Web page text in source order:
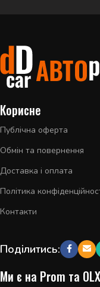
Корисне
Публічна оферта
Обмін та повернення
Доставка і оплата
Політика
Контакти
Поділитись:
Ми є на Prom та